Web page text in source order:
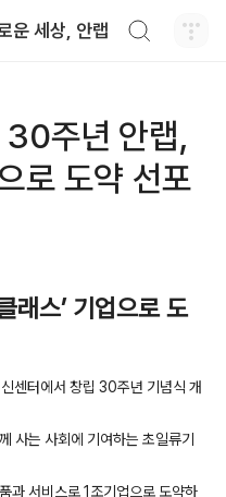
운 세상, 안랩
주년 안랩,
로 도약 선포
래스’ 기업으로 도
센터에서 창립 30주년 기념식 개
사는 사회에 기여하는 초일류기
과 서비스로1 조기업으로 도약하